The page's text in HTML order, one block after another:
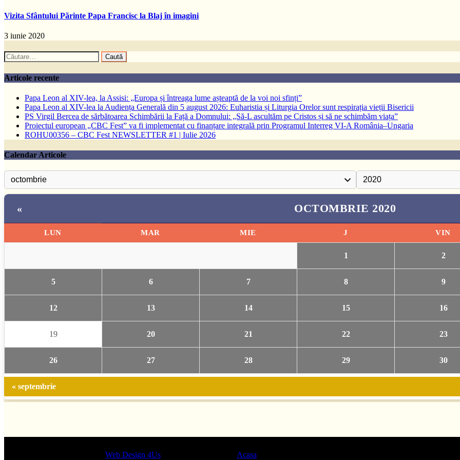
Vizita Sfântului Părinte Papa Francisc la Blaj în imagini
3 iunie 2020
Caută
după:
Articole recente
Papa Leon al XIV-lea, la Assisi: „Europa și întreaga lume așteaptă de la voi noi sfinți”
Papa Leon al XIV-lea la Audiența Generală din 5 august 2026: Euharistia și Liturgia Orelor sunt respirația vieții Bisericii
PS Virgil Bercea de sărbătoarea Schimbării la Față a Domnului: „Să-L ascultăm pe Cristos și să ne schimbăm viața”
Proiectul european „CBC Fest” va fi implementat cu finanțare integrală prin Programul Interreg VI-A România–Ungaria
ROHU00356 – CBC Fest NEWSLETTER #1 | Iulie 2026
Calendar Articole
« OCTOMBRIE 2020
LUN MAR MIE J VIN
1 2
5 6 7 8 9
12 13 14 15 16
19 20 21 22 23
26 27 28 29 30
« septembrie
Web Design 4Us
Acasa